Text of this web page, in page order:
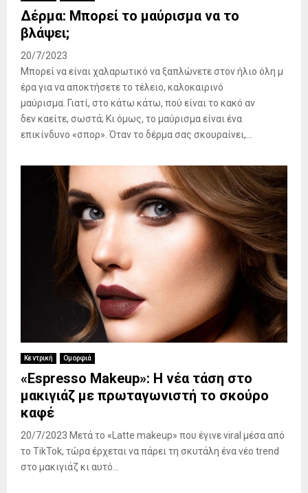
Δέρμα: Μπορεί το μαύρισμα να το
βλάψει;
20/7/2023
Μπορεί να είναι χαλαρωτικό να ξαπλώνετε στον ήλιο όλη μ
έρα για να αποκτήσετε το τέλειο, καλοκαιρινό
μαύρισμα. Γιατί, στο κάτω κάτω, πού είναι το κακό αν
δεν καείτε, σωστά; Κι όμως, το μαύρισμα είναι ένα
επικίνδυνο «σπορ». Όταν το δέρμα σας σκουραίνει,...
Κεντρική Ομορφιά
«Espresso Makeup»: Η νέα τάση στο
μακιγιάζ με πρωταγωνιστή το σκούρο
καφέ
20/7/2023 Μετά το «Latte makeup» που έγινε viral μέσα από
το TikTok, τώρα έρχεται να πάρει τη σκυτάλη ένα νέο trend
στο μακιγιάζ κι αυτό...